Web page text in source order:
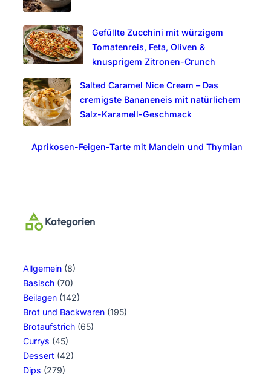
Gefüllte Zucchini mit würzigem
Tomatenreis, Feta, Oliven &
knusprigem Zitronen-Crunch
Salted Caramel Nice Cream – Das
cremigste Bananeneis mit natürlichem
Salz-Karamell-Geschmack
Aprikosen-Feigen-Tarte mit Mandeln und Thymian
Kategorien
Allgemein (8)
Basisch (70)
Beilagen (142)
Brot und Backwaren (195)
Brotaufstrich (65)
Currys (45)
Dessert (42)
Dips (279)